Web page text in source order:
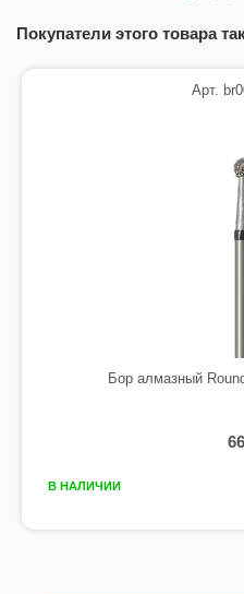
Покупатели этого товара
Арт.
Бор алмазный
В НАЛИЧИИ